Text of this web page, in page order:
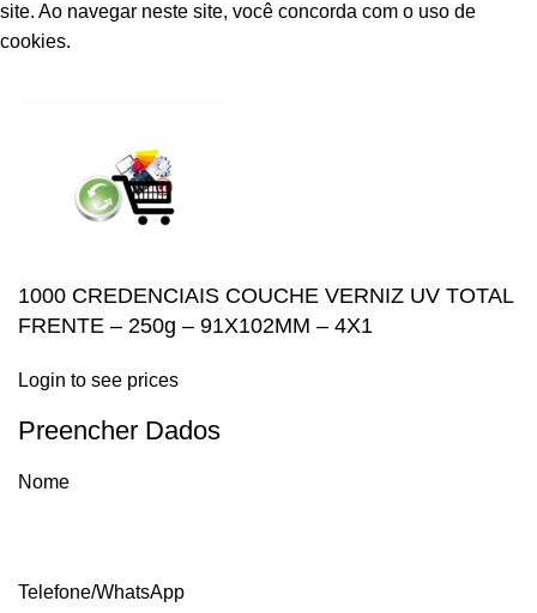
site. Ao navegar neste site, você concorda com o uso de
cookies.
1000 CREDENCIAIS COUCHE VERNIZ UV TOTAL
FRENTE – 250g – 91X102MM – 4X1
Login to see prices
Preencher Dados
Nome
Telefone/WhatsApp